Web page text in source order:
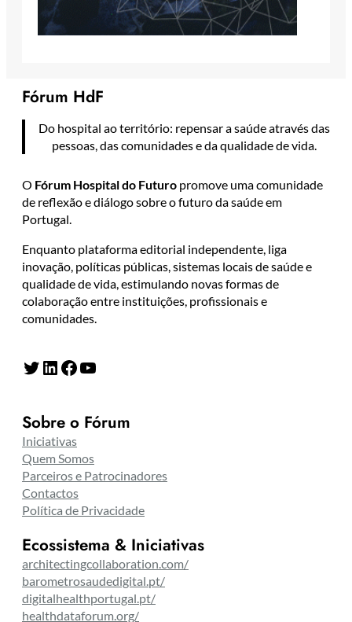
Fórum HdF
Do hospital ao território: repensar a saúde através das
pessoas, das comunidades e da qualidade de vida.
O Fórum Hospital do Futuro promove uma comunidade
de reflexão e diálogo sobre o futuro da saúde em
Portugal.
Enquanto plataforma editorial independente, liga
inovação, políticas públicas, sistemas locais de saúde e
qualidade de vida, estimulando novas formas de
colaboração entre instituições, profissionais e
comunidades.
Twitter LinkedIn Facebook YouTube
Sobre o Fórum
Iniciativas
Quem Somos
Parceiros e Patrocinadores
Contactos
Política de Privacidade
Ecossistema & Iniciativas
architectingcollaboration.com/
barometrosaudedigital.pt/
digitalhealthportugal.pt/
healthdataforum.org/